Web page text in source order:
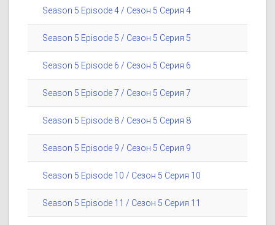
Season 5 Episode 4 / Сезон 5 Серия 4
Season 5 Episode 5 / Сезон 5 Серия 5
Season 5 Episode 6 / Сезон 5 Серия 6
Season 5 Episode 7 / Сезон 5 Серия 7
Season 5 Episode 8 / Сезон 5 Серия 8
Season 5 Episode 9 / Сезон 5 Серия 9
Season 5 Episode 10 / Сезон 5 Серия 10
Season 5 Episode 11 / Сезон 5 Серия 11